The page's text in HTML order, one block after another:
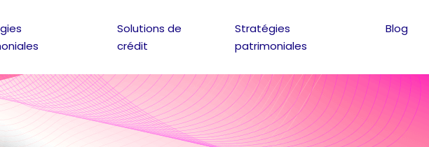
Solutions de
crédit
Stratégies
patrimoniales
Blog